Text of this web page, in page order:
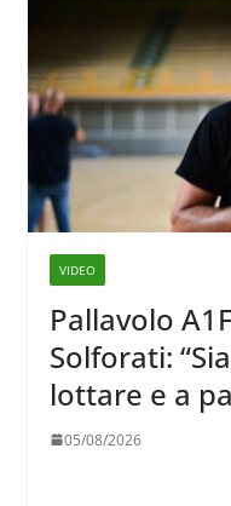
VIDEO
Pallavolo
Solforati:
lottare e a
primo giorno”
05/08/2026